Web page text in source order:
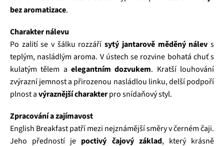
bez aromatizace.
Charakter nálevu
Po zalití se v šálku rozzářísytý jantarově měděný nálev s
teplým, nasládlým aroma. V ústech se rozvine bohatá chuť s
kulatým tělem a elegantním dozvukem. Kratší louhování
zvýrazní jemnost a přirozenou nasládlou linku, delší podpoří
plnost avýraznější charakterpro snídaňový styl.
Zpracování a zajímavost
English Breakfast patří mezi nejznámější směry v černém čaji.
Jeho předností je poctivý čajový základ, který krásně